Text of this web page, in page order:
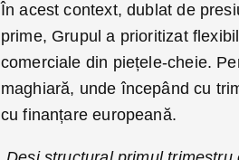
În acest context, dublat de
prime, Grupul a prioritizat
comerciale din piețele-cheie.
maghiară, unde începând cu
cu finanțare europeană.